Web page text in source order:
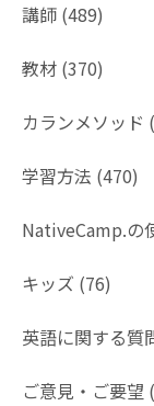
講師 (489)
教材 (370)
カランメソッド
学習方法 (470)
NativeCamp.の
キッズ (76)
英語に関する質
ご意見・ご要望